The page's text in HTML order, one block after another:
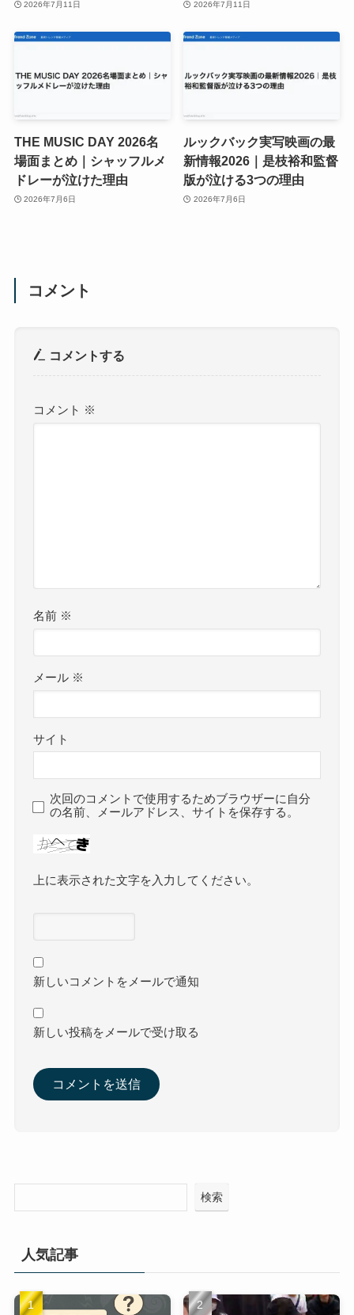
2026年7月11日 2026年7月11日
THE MUSIC DAY 2026名
場面まとめ｜シャッフルメ
ドレーが泣けた理由
2026年7月6日
ルックバック実写映画の最
新情報2026｜是枝裕和監督
版が泣ける3つの理由
2026年7月6日
コメント
コメントする
コメント ※
名前 ※
メール ※
サイト
次回のコメントで使用するためブラウザーに自分
の名前、メールアドレス、サイトを保存する。
上に表示された文字を入力してください。
新しいコメントをメールで通知
新しい投稿をメールで受け取る
検索
人気記事